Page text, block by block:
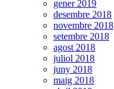
gener 2019
desembre 2018
novembre 2018
setembre 2018
agost 2018
juliol 2018
juny 2018
maig 2018